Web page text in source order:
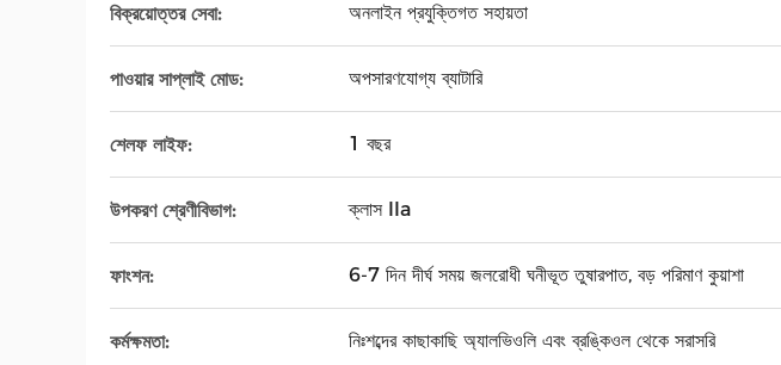
বিক্রয়োত্তর সেবা: অনলাইন প্রযুক্তিগত সহায়তা
পাওয়ার সাপ্লাই মোড: অপসারণযোগ্য ব্যাটারি
শেলফ লাইফ: 1 বছর
উপকরণ শ্রেণীবিভাগ: ক্লাস IIa
ফাংশন: 6-7 দিন দীর্ঘ সময় জলরোধী ঘনীভূত তুষারপাত, বড় পরিমাণ কুয়াশা
কর্মক্ষমতা: নিঃশব্দের কাছাকাছি অ্যালভিওলি এবং ব্রঙ্কিওল থেকে সরাসরি